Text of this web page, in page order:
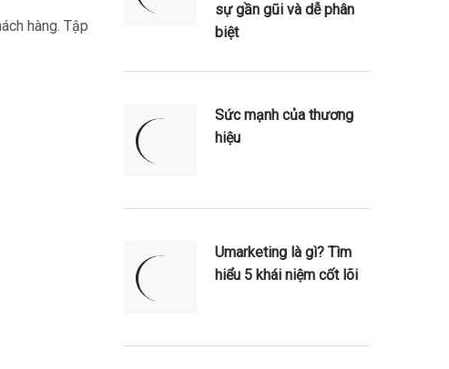
hàng. Tập
sự gần gũi và dễ phân
biệt
Sức mạnh của thương
hiệu
Umarketing là gì? Tìm
hiểu 5 khái niệm cốt lõi